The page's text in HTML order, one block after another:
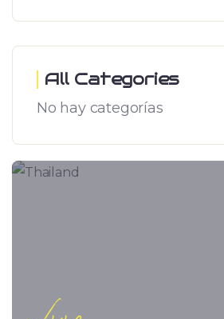
All Categories
No hay categorías